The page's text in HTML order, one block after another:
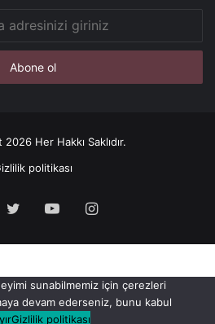
Her Hakkı Saklıdır.
politikası
X YouTubeInstagram
sunabilmemiz için çerezleri
devam ederseniz, bunu kabul
Gizlilik politikası